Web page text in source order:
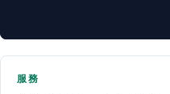
服務